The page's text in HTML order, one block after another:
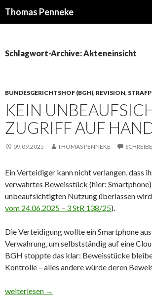
Thomas Penneke
Schlagwort-Archive: Akteneinsicht
BUNDESGERICHTSHOF (BGH), REVISION,
KEIN
ZUGRIFF AUF
09.09.2025 THOMAS PENNEKE
Ein Verteidiger kann nicht verlangen, dass
verwahrtes Beweisstück (hier:
unbeaufsichtigten Nutzung überlassen
vom 24.06.2025 – 3 StR 138/25).
Die Verteidigung wollte ein Smartphone
Verwahrung, um selbstständig auf eine
BGH stoppte das klar: Beweisstücke
Kontrolle – alles andere würde deren
Kein unbeaufsichtigter Zugriff auf Handy
weiterlesen →